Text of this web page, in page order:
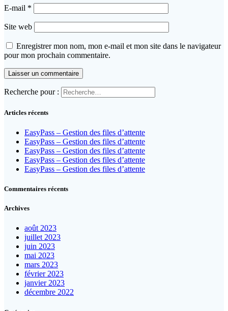
E-mail *
Site web
Enregistrer mon nom, mon e-mail et mon site dans le navigateur
pour mon prochain commentaire.
Recherche pour :
Articles récents
EasyPass – Gestion des files d’attente
EasyPass – Gestion des files d’attente
EasyPass – Gestion des files d’attente
EasyPass – Gestion des files d’attente
EasyPass – Gestion des files d’attente
Commentaires récents
Archives
août 2023
juillet 2023
juin 2023
mai 2023
mars 2023
février 2023
janvier 2023
décembre 2022